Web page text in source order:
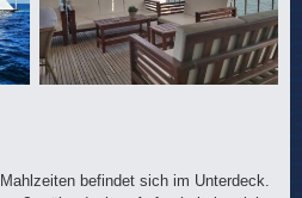
befindet sich im Unterdeck.